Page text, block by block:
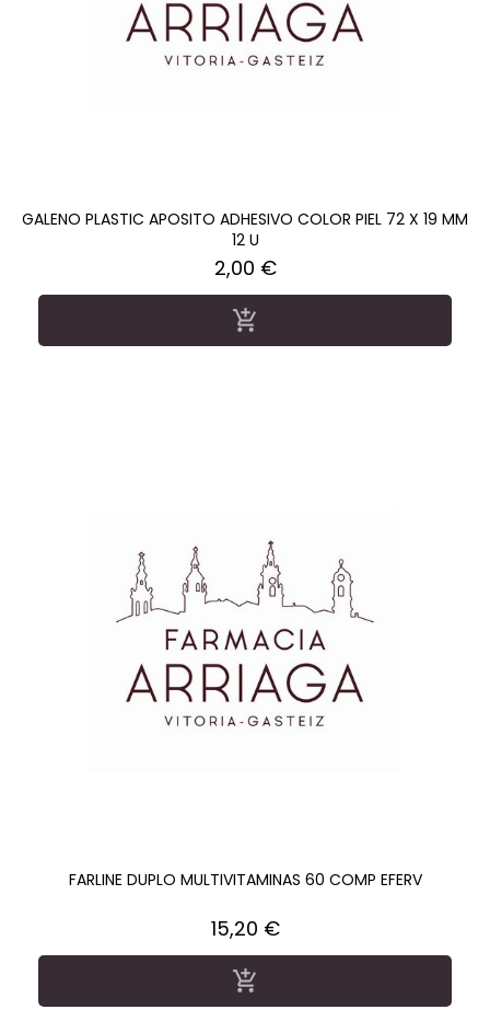
GALENO PLASTIC APOSITO ADHESIVO COLOR PIEL 72 X 19 MM
12 U
Precio
2,00 €

FARLINE DUPLO MULTIVITAMINAS 60 COMP EFERV
Precio
15,20 €
